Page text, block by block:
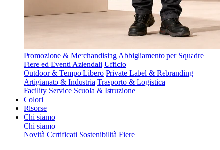
Promozione & Merchandising Abbigliamento per Squadre
Fiere ed Eventi Aziendali Ufficio
Outdoor & Tempo Libero Private Label & Rebranding
Artigianato & Industria Trasporto & Logistica
Facility Service Scuola & Istruzione
Colori
Risorse
Chi siamo
Chi siamo
Novità Certificati Sostenibilità Fiere